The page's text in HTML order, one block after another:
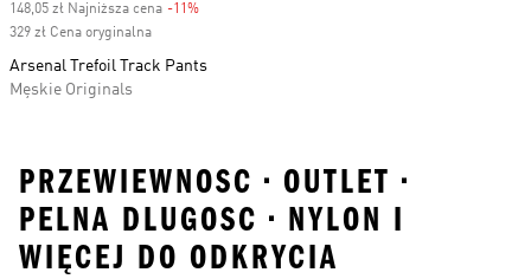
148,05 zł Najniższa cena -11%
329 zł Cena oryginalna
Arsenal Trefoil Track Pants
Męskie Originals
PRZEWIEWNOSC • OUTLET •
PELNA DLUGOSC • NYLON I
WIĘCEJ DO ODKRYCIA